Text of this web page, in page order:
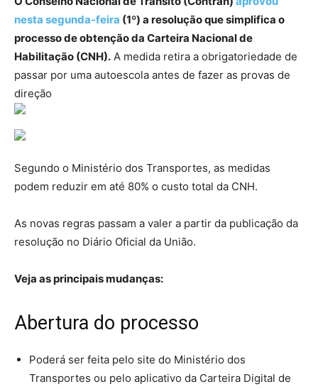
nesta segunda-feira (1º) a resolução que simplifica o
processo de obtenção da Carteira Nacional de
Habilitação (CNH). A medida retira a obrigatoriedade de
passar por uma autoescola antes de fazer as provas de
direção
Segundo o Ministério dos Transportes, as medidas
podem reduzir em até 80% o custo total da CNH.
As novas regras passam a valer a partir da publicação da
resolução no Diário Oficial da União.
Veja as principais mudanças:
Abertura do processo
Poderá ser feita pelo site do Ministério dos
Transportes ou pelo aplicativo da Carteira Digital de